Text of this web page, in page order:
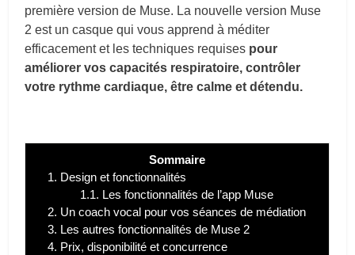
première version de Muse. La nouvelle version Muse
2 est un casque qui vous apprend à méditer
efficacement et les techniques requises pour
améliorer vos capacités respiratoire, contrôler
votre rythme cardiaque, être calme et détendu.
Sommaire
1. Design et fonctionnalités
1.1. Les fonctionnalités de l’app Muse
2. Un coach vocal pour vos séances de médiation
3. Les autres fonctionnalités de Muse 2
4. Prix, disponibilité et concurrence